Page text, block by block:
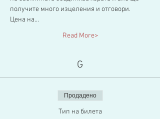
получите много изцеления и отговори.
Цена на…
Read More>
G
Продадено
Тип на билета